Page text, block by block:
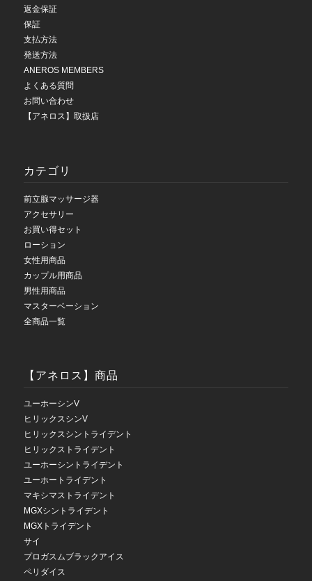
返金保証
保証
支払方法
発送方法
ANEROS MEMBERS
よくある質問
お問い合わせ
【アネロス】取扱店
カテゴリ
前立腺マッサージ器
アクセサリー
お買い得セット
ローション
女性用商品
カップル用商品
男性用商品
マスターベーション
全商品一覧
【アネロス】商品
ユーホーシンV
ヒリックスシンV
ヒリックスシントライデント
ヒリックストライデント
ユーホーシントライデント
ユーホートライデント
マキシマストライデント
MGXシントライデント
MGXトライデント
サイ
プロガスムブラックアイス
ペリダイス